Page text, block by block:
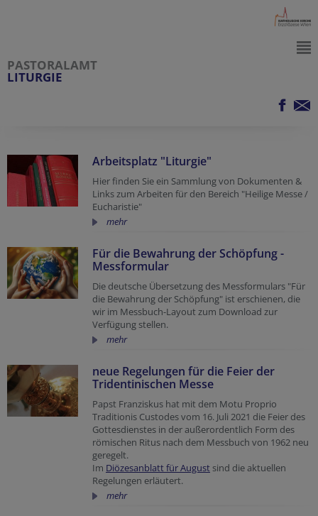
PASTORALAMT
LITURGIE
Arbeitsplatz "Liturgie"
Hier finden Sie ein Sammlung von Dokumenten &
Links zum Arbeiten für den Bereich "Heilige Messe /
Eucharistie"
mehr
Für die Bewahrung der Schöpfung -
Messformular
Die deutsche Übersetzung des Messformulars "Für
die Bewahrung der Schöpfung" ist erschienen, die
wir im Messbuch-Layout zum Download zur
Verfügung stellen.
mehr
neue Regelungen für die Feier der
Tridentinischen Messe
Papst Franziskus hat mit dem Motu Proprio
Traditionis Custodes vom 16. Juli 2021 die Feier des
Gottesdienstes in der außerordentlich Form des
römischen Ritus nach dem Messbuch von 1962 neu
geregelt.
Im Diözesanblatt für August sind die aktuellen
Regelungen erläutert.
mehr